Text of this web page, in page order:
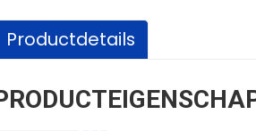
Productdetails